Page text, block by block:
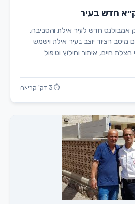
חדש בעיר
חדש לעיר אילת והסביבה.
הציוד יוצב בעיר אילת וישמש
חיים, איתור וחילוץ וטיפול
⏱ 3 דק' קריאה